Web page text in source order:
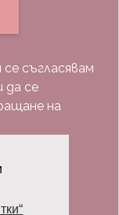
съгласявам
да се
на